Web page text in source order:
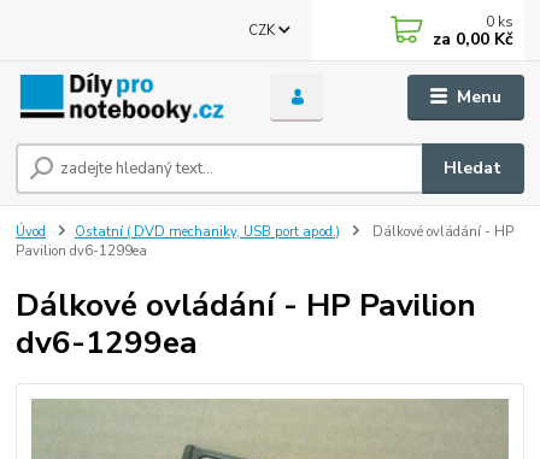
Menu
CZK
Hledat
0 ks
za 0,00 Kč
Úvod Ostatní ( DVD mechaniky, USB port apod.)
Dálkové ovládání - HP
Pavilion dv6-1299ea
Dálkové ovládání - HP Pavilion
dv6-1299ea